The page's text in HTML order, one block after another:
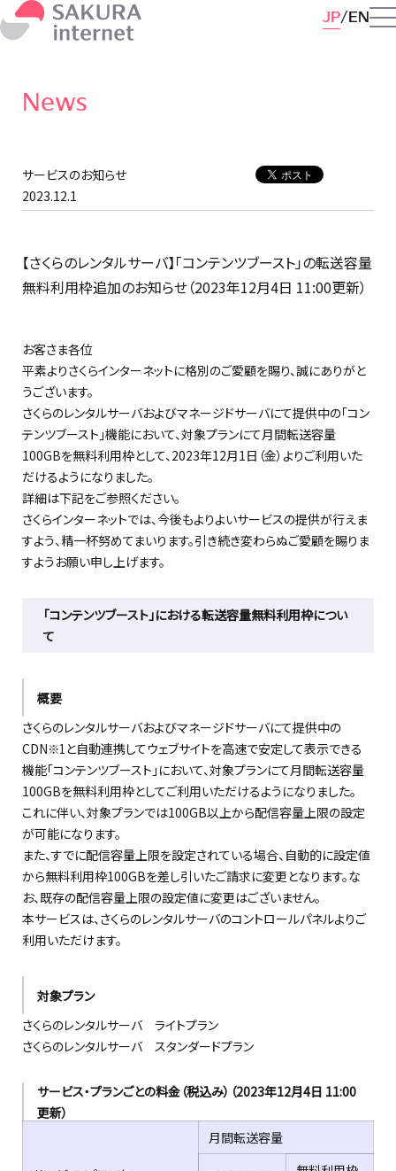
JP EN
News
サービスのお知らせ
2023.12.1
【さくらのレンタルサーバ】「コンテンツブースト」の転送容量
無料利用枠追加のお知らせ（2023年12月4日 11:00更新）
お客さま各位
平素よりさくらインターネットに格別のご愛顧を賜り、誠にありがと
うございます。
さくらのレンタルサーバおよびマネージドサーバにて提供中の「コン
テンツブースト」機能において、対象プランにて月間転送容量
100GBを無料利用枠として、2023年12月1日 （金）よりご利用いた
だけるようになりました。
詳細は下記をご参照ください。
さくらインターネットでは、今後もよりよいサービスの提供が行えま
すよう、精一杯努めてまいります。引き続き変わらぬご愛顧を賜りま
すようお願い申し上げます。
「コンテンツブースト」における転送容量無料利用枠につい
て
概要
さくらのレンタルサーバおよびマネージドサーバにて提供中の
CDN※1と自動連携してウェブサイトを高速で安定して表示できる
機能「コンテンツブースト」において、対象プランにて月間転送容量
100GBを無料利用枠としてご利用いただけるようになりました。
これに伴い、対象プランでは100GB以上から配信容量上限の設定
が可能になります。
また、すでに配信容量上限を設定されている場合、自動的に設定値
から無料利用枠100GBを差し引いたご請求に変更となります。な
お、既存の配信容量上限の設定値に変更はございません。
本サービスは、さくらのレンタルサーバのコントロールパネルよりご
利用いただけます。
対象プラン
さくらのレンタルサーバ ライトプラン
さくらのレンタルサーバ スタンダードプラン
サービス・プランごとの料金（税込み）（2023年12月4日 11:00
更新）
月間転送容量